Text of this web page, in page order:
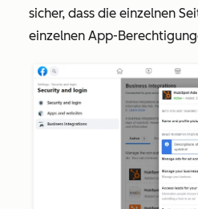
sicher, dass die einzelnen
einzelnen App-